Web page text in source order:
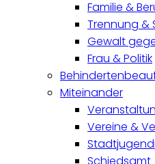
Familie &
Trennung &
Gewalt
Frau & Politik
Miteinander
Vereine &
Schiedsamt